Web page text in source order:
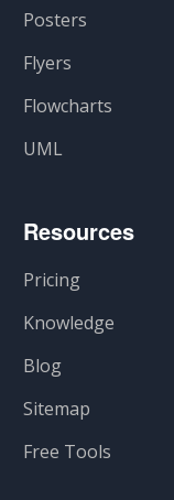
Posters
Flyers
Flowcharts
UML
Resources
Pricing
Knowledge
Blog
Sitemap
Free Tools